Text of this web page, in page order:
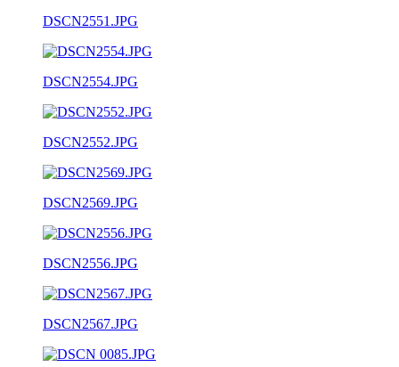
DSCN2551.JPG
DSCN2554.JPG
DSCN2552.JPG
DSCN2569.JPG
DSCN2556.JPG
DSCN2567.JPG